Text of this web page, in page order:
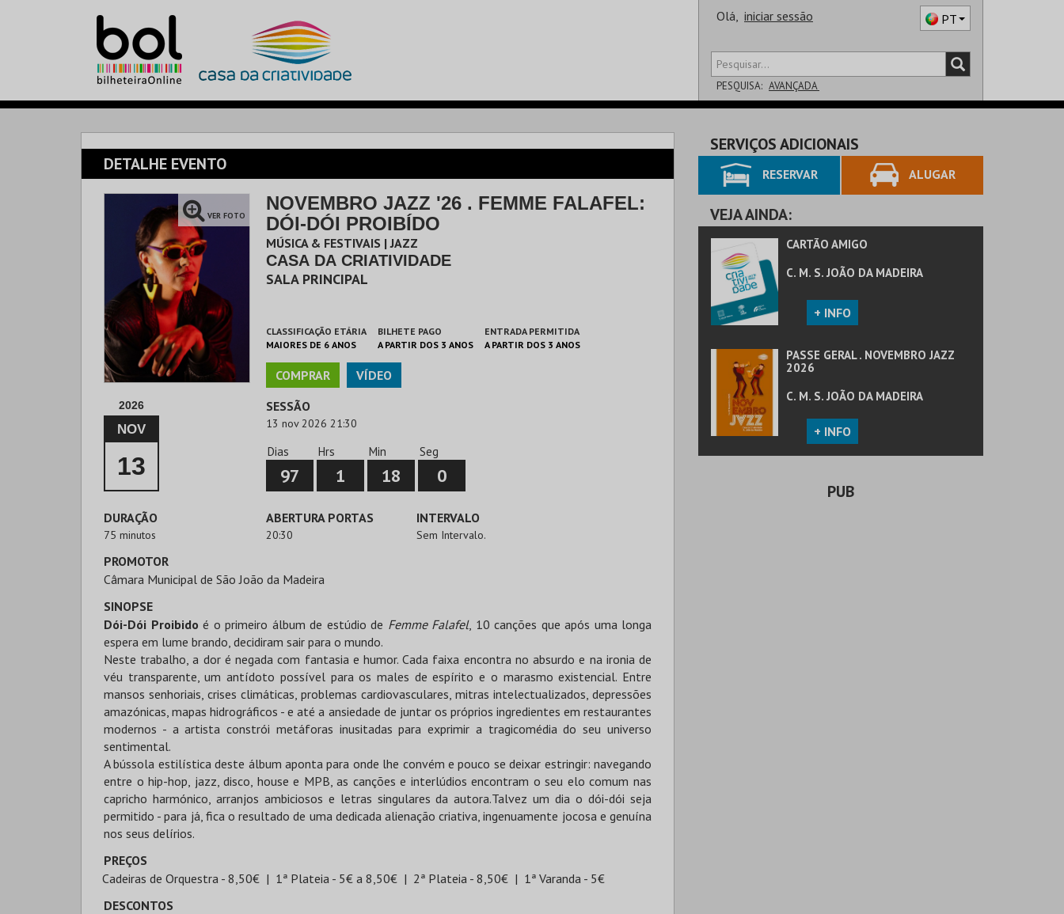
Olá, iniciar sessão PT
PESQUISA: AVANÇADA
SALA
DETALHE EVENTO
VER FOTO
NOVEMBRO JAZZ '26 . FEMME FALAFEL:
DÓI-DÓI PROIBÍDO
MÚSICA & FESTIVAIS | JAZZ
CASA DA CRIATIVIDADE
SALA PRINCIPAL
CLASSIFICAÇÃO ETÁRIA
MAIORES DE 6 ANOS
BILHETE PAGO
A PARTIR DOS 3 ANOS
ENTRADA PERMITIDA
A PARTIR DOS 3 ANOS
COMPRAR VÍDEO
2026
NOV
13
SESSÃO
13 nov 2026 21:30
Dias
97
Hrs
1
Min
18
Seg
0
DURAÇÃO
75 minutos
ABERTURA PORTAS
20:30
INTERVALO
Sem Intervalo.
PROMOTOR
Câmara Municipal de São João da Madeira
SINOPSE
Dói-Dói Proibido é o primeiro álbum de estúdio de Femme Falafel, 10 canções que após uma longa
espera em lume brando, decidiram sair para o mundo.
Neste trabalho, a dor é negada com fantasia e humor. Cada faixa encontra no absurdo e na ironia de
véu transparente, um antídoto possível para os males de espírito e o marasmo existencial. Entre
mansos senhoriais, crises climáticas, problemas cardiovasculares, mitras intelectualizados, depressões
amazónicas, mapas hidrográficos - e até a ansiedade de juntar os próprios ingredientes em restaurantes
modernos - a artista constrói metáforas inusitadas para exprimir a tragicomédia do seu universo
sentimental.
A bússola estilística deste álbum aponta para onde lhe convém e pouco se deixar estringir: navegando
entre o hip-hop, jazz, disco, house e MPB, as canções e interlúdios encontram o seu elo comum nas
capricho harmónico, arranjos ambiciosos e letras singulares da autora.Talvez um dia o dói-dói seja
permitido - para já, fica o resultado de uma dedicada alienação criativa, ingenuamente jocosa e genuína
nos seus delírios.
PREÇOS
Cadeiras de Orquestra - 8,50€
1ª Plateia - 5€ a 8,50€ 2ª Plateia - 8,50€
1ª Varanda - 5€
DESCONTOS
SERVIÇOS ADICIONAIS
RESERVAR ALUGAR
VEJA AINDA:
CARTÃO AMIGO
C. M. S. JOÃO DA MADEIRA
+ INFO
PASSE GERAL . NOVEMBRO JAZZ
2026
C. M. S. JOÃO DA MADEIRA
+ INFO
PUB